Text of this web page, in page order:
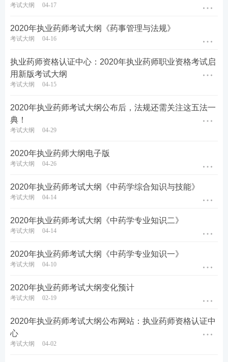
考试大纲 04-17
2020年执业药师考试大纲《药事管理与法规》
考试大纲 04-16
执业药师资格认证中心：2020年执业药师职业资格考试启
用新版考试大纲
考试大纲 04-15
2020年执业药师考试大纲公布后，法规还需关注这五法一
典！
考试大纲 04-29
2020年执业药师大纲电子版
考试大纲 04-26
2020年执业药师考试大纲《中药学综合知识与技能》
考试大纲 04-14
2020年执业药师考试大纲《中药学专业知识二》
考试大纲 04-14
2020年执业药师考试大纲《中药学专业知识一》
考试大纲 04-10
2020年执业药师考试大纲变化预计
考试大纲 02-19
2020年执业药师考试大纲公布网站：执业药师资格认证中
心
考试大纲 04-02